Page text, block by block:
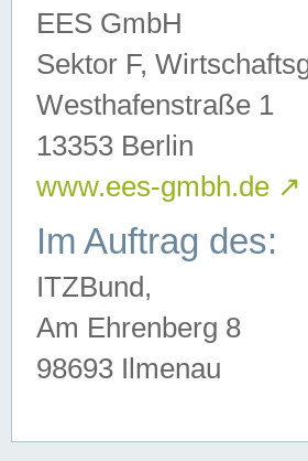
EES GmbH
Sektor F,
Westhafenstraße 1
13353 Berlin
www.ees-gmbh.de ↗
Im Auftrag des:
ITZBund,
Am Ehrenberg 8
98693 Ilmenau